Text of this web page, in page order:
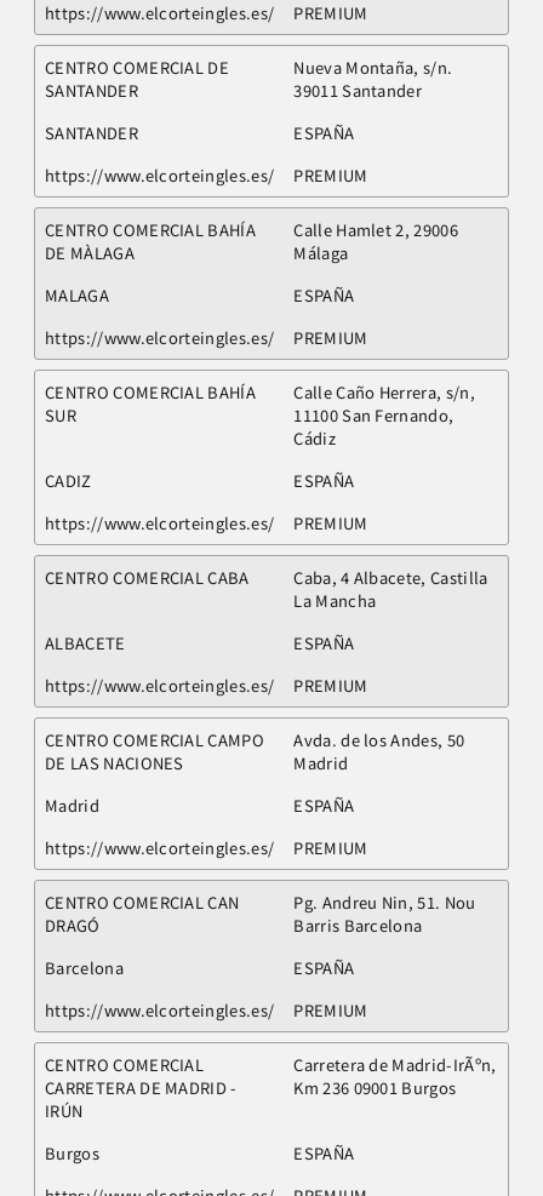
https://www.elcorteingles.es/
PREMIUM
CENTRO COMERCIAL DE
SANTANDER
Nueva Montaña, s/n.
39011 Santander
SANTANDER
ESPAÑA
https://www.elcorteingles.es/
PREMIUM
CENTRO COMERCIAL BAHÍA
DE MÀLAGA
Calle Hamlet 2, 29006
Málaga
MALAGA
ESPAÑA
https://www.elcorteingles.es/
PREMIUM
CENTRO COMERCIAL BAHÍA
SUR
Calle Caño Herrera, s/n,
11100 San Fernando,
Cádiz
CADIZ
ESPAÑA
https://www.elcorteingles.es/
PREMIUM
CENTRO COMERCIAL CABA
Caba, 4 Albacete, Castilla
La Mancha
ALBACETE
ESPAÑA
https://www.elcorteingles.es/
PREMIUM
CENTRO COMERCIAL CAMPO
DE LAS NACIONES
Avda. de los Andes, 50
Madrid
Madrid
ESPAÑA
https://www.elcorteingles.es/
PREMIUM
CENTRO COMERCIAL CAN
DRAGÓ
Pg. Andreu Nin, 51. Nou
Barris Barcelona
Barcelona
ESPAÑA
https://www.elcorteingles.es/
PREMIUM
CENTRO COMERCIAL
CARRETERA DE MADRID -
IRÚN
Carretera de Madrid-IrÃºn,
Km 236 09001 Burgos
Burgos
ESPAÑA